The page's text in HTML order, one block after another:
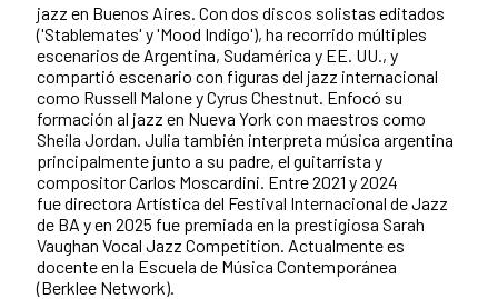
jazz en Buenos Aires. Con dos discos solistas editados
('Stablemates' y 'Mood Indigo'), ha recorrido múltiples
escenarios de Argentina, Sudamérica y EE. UU., y
compartió escenario con figuras del jazz internacional
como Russell Malone y Cyrus Chestnut. Enfocó su
formación al jazz en Nueva York con maestros como
Sheila Jordan. Julia también interpreta música argentina
principalmente junto a su padre, el guitarrista y
compositor Carlos Moscardini. Entre 2021 y 2024
fue directora Artística del Festival Internacional de Jazz
de BA y en 2025 fue premiada en la prestigiosa Sarah
Vaughan Vocal Jazz Competition. Actualmente es
docente en la Escuela de Música Contemporánea
(Berklee Network).